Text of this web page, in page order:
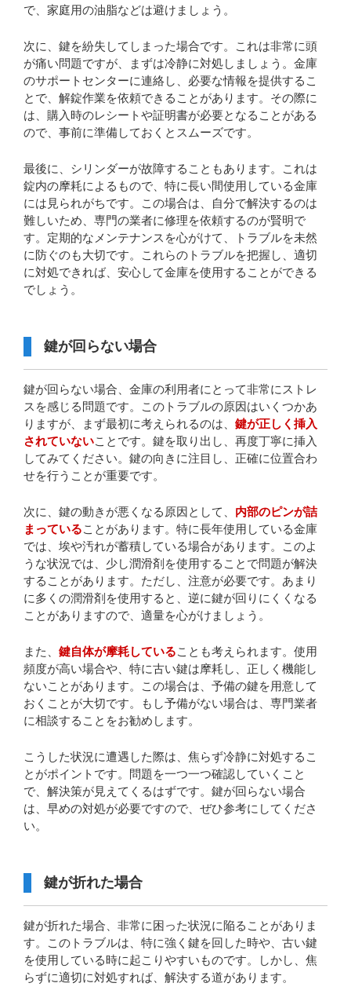
で、家庭用の油脂などは避けましょう。
次に、鍵を紛失してしまった場合です。これは非常に頭
が痛い問題ですが、まずは冷静に対処しましょう。金庫
のサポートセンターに連絡し、必要な情報を提供するこ
とで、解錠作業を依頼できることがあります。その際に
は、購入時のレシートや証明書が必要となることがある
ので、事前に準備しておくとスムーズです。
最後に、シリンダーが故障することもあります。これは
錠内の摩耗によるもので、特に長い間使用している金庫
には見られがちです。この場合は、自分で解決するのは
難しいため、専門の業者に修理を依頼するのが賢明で
す。定期的なメンテナンスを心がけて、トラブルを未然
に防ぐのも大切です。これらのトラブルを把握し、適切
に対処できれば、安心して金庫を使用することができる
でしょう。
鍵が回らない場合
鍵が回らない場合、金庫の利用者にとって非常にストレ
スを感じる問題です。このトラブルの原因はいくつかあ
りますが、まず最初に考えられるのは、 鍵が正しく挿入
されていないことです。鍵を取り出し、再度丁寧に挿入
してみてください。鍵の向きに注目し、正確に位置合わ
せを行うことが重要です。
次に、鍵の動きが悪くなる原因として、 内部のピンが詰
まっていることがあります。特に長年使用している金庫
では、埃や汚れが蓄積している場合があります。このよ
うな状況では、少し潤滑剤を使用することで問題が解決
することがあります。ただし、注意が必要です。あまり
に多くの潤滑剤を使用すると、逆に鍵が回りにくくなる
ことがありますので、適量を心がけましょう。
また、 鍵自体が摩耗していることも考えられます。使用
頻度が高い場合や、特に古い鍵は摩耗し、正しく機能し
ないことがあります。この場合は、予備の鍵を用意して
おくことが大切です。もし予備がない場合は、専門業者
に相談することをお勧めします。
こうした状況に遭遇した際は、焦らず冷静に対処するこ
とがポイントです。問題を一つ一つ確認していくこと
で、解決策が見えてくるはずです。鍵が回らない場合
は、早めの対処が必要ですので、ぜひ参考にしてくださ
い。
鍵が折れた場合
鍵が折れた場合、非常に困った状況に陥ることがありま
す。このトラブルは、特に強く鍵を回した時や、古い鍵
を使用している時に起こりやすいものです。しかし、焦
らずに適切に対処すれば、解決する道があります。